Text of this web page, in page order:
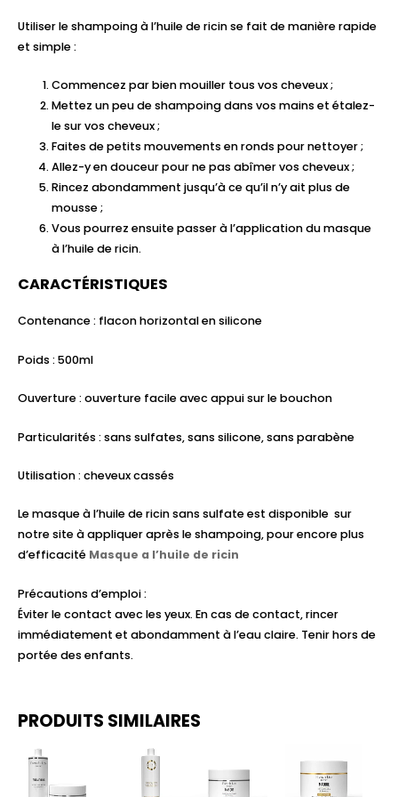
Utiliser le shampoing à l’huile de ricin se fait de manière rapide
et simple :
Commencez par bien mouiller tous vos cheveux ;
Mettez un peu de shampoing dans vos mains et étalez-
le sur vos cheveux ;
Faites de petits mouvements en ronds pour nettoyer ;
Allez-y en douceur pour ne pas abîmer vos cheveux ;
Rincez abondamment jusqu’à ce qu’il n’y ait plus de
mousse ;
Vous pourrez ensuite passer à l’application du masque
à l’huile de ricin.
CARACTÉRISTIQUES
Contenance : flacon horizontal en silicone
Poids : 500ml
Ouverture : ouverture facile avec appui sur le bouchon
Particularités : sans sulfates, sans silicone, sans parabène
Utilisation : cheveux cassés
Le masque à l’huile de ricin sans sulfate est disponible sur
notre site à appliquer après le shampoing, pour encore plus
d’efficacité Masque a l’huile de ricin
Précautions d’emploi :
Éviter le contact avec les yeux. En cas de contact, rincer
immédiatement et abondamment à l’eau claire. Tenir hors de
portée des enfants.
PRODUITS SIMILAIRES
initial
actuel